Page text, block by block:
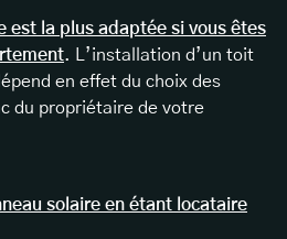
est la plus adaptée si vous êtes
. L’installation d’un toit
en effet du choix des
du propriétaire de votre
solaire en étant locataire